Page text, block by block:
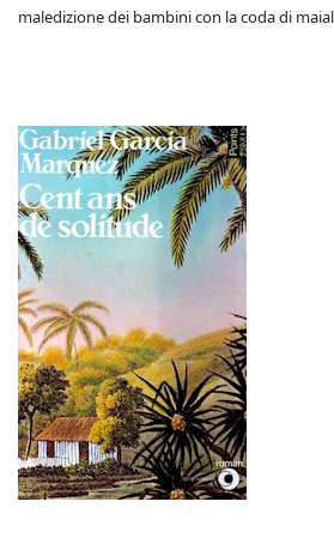
maledizione dei bambini con la coda di